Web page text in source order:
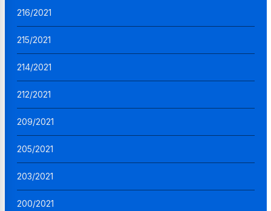
216/2021
215/2021
214/2021
212/2021
209/2021
205/2021
203/2021
200/2021